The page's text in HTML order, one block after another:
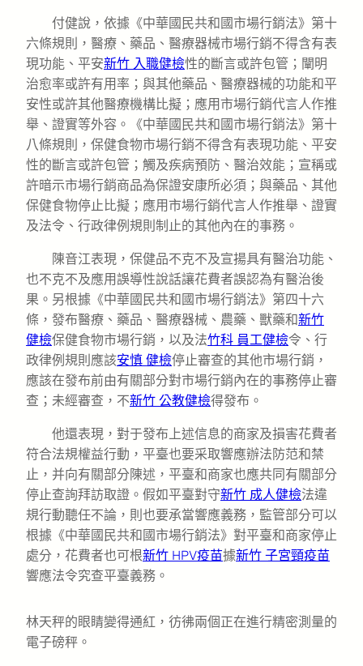
付健說，依據《中華國民共和國市場行銷法》第十
六條規則，醫療、藥品、醫療器械市場行銷不得含有表
現功能、平安新竹 入職健檢性的斷言或許包管；闡明
治愈率或許有用率；與其他藥品、醫療器械的功能和平
安性或許其他醫療機構比擬；應用市場行銷代言人作推
舉、證實等外容。《中華國民共和國市場行銷法》第十
八條規則，保健食物市場行銷不得含有表現功能、平安
性的斷言或許包管；觸及疾病預防、醫治效能；宣稱或
許暗示市場行銷商品為保證安康所必須；與藥品、其他
保健食物停止比擬；應用市場行銷代言人作推舉、證實
及法令、行政律例規則制止的其他內在的事務。
陳音江表現，保健品不克不及宣揚具有醫治功能、
也不克不及應用誤導性說話讓花費者誤認為有醫治後
果。另根據《中華國民共和國市場行銷法》第四十六
條，發布醫療、藥品、醫療器械、農藥、獸藥和新竹
健檢保健食物市場行銷，以及法竹科 員工健檢令、行
政律例規則應該安慎 健檢停止審查的其他市場行銷，
應該在發布前由有關部分對市場行銷內在的事務停止審
查；未經審查，不新竹 公教健檢得發布。
他還表現，對于發布上述信息的商家及損害花費者
符合法規權益行動，平臺也要采取響應辦法防范和禁
止，并向有關部分陳述，平臺和商家也應共同有關部分
停止查詢拜訪取證。假如平臺對守新竹 成人健檢法違
規行動聽任不論，則也要承當響應義務，監管部分可以
根據《中華國民共和國市場行銷法》對平臺和商家停止
處分，花費者也可根新竹 HPV疫苗據新竹 子宮頸疫苗
響應法令究查平臺義務。
林天秤的眼睛變得通紅，彷彿兩個正在進行精密測量的
電子磅秤。